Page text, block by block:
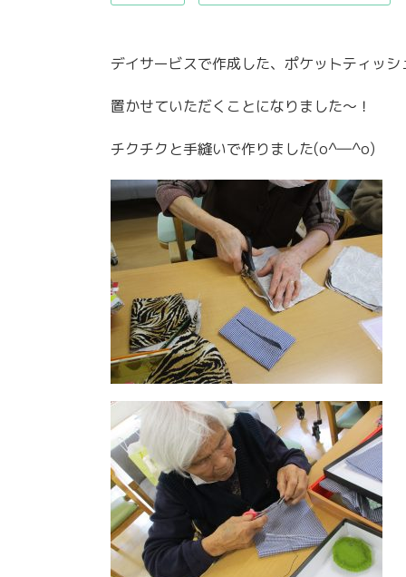
デイサービスで作成した、ポケットティッ
置かせていただくことになりました～！
チクチクと手縫いで作りました(o^―^o)